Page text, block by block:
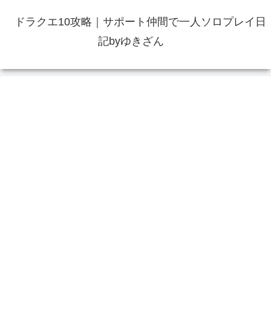
ドラクエ10攻略｜サポート仲間で一人ソロプレイ日
記byゆきざん